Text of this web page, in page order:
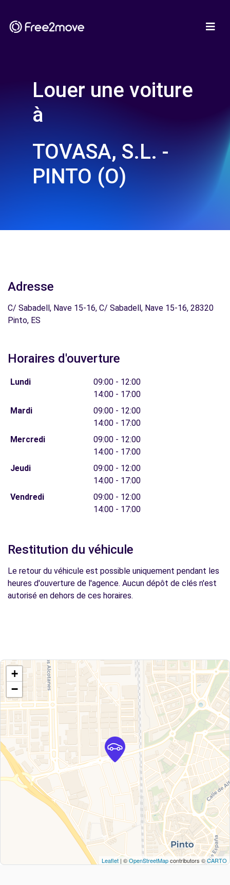
Louer une voiture
à
TOVASA, S.L. -
PINTO (O)
Adresse
C/ Sabadell, Nave 15-16, C/ Sabadell, Nave 15-16, 28320
Pinto, ES
Horaires d'ouverture
Lundi
09:00 - 12:00
14:00 - 17:00
Mardi
09:00 - 12:00
14:00 - 17:00
Mercredi
09:00 - 12:00
14:00 - 17:00
Jeudi
09:00 - 12:00
14:00 - 17:00
Vendredi
09:00 - 12:00
14:00 - 17:00
Restitution du véhicule
Le retour du véhicule est possible uniquement pendant les
heures d'ouverture de l'agence. Aucun dépôt de clés n'est
autorisé en dehors de ces horaires.
+
−
Leaflet | ©OpenStreetMapcontributors ©CARTO